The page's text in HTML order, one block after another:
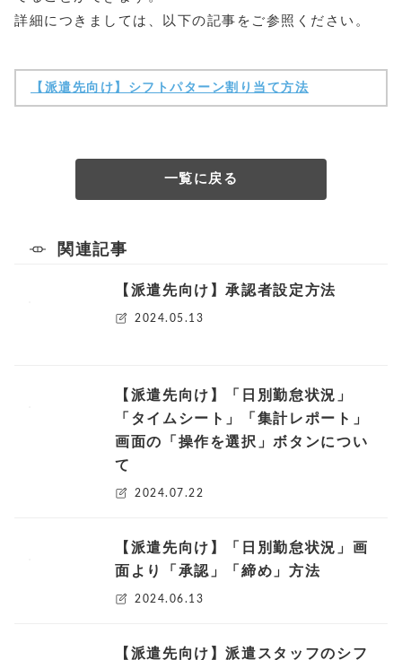
詳細につきましては、以下の記事をご参照ください。
【派遣先向け】シフトパターン割り当て方法
一覧に戻る
関連記事
【派遣先向け】承認者設定方法
2024.05.13
【派遣先向け】「日別勤怠状況」
「タイムシート」「集計レポート」
画面の「操作を選択」ボタンについ
て
2024.07.22
【派遣先向け】「日別勤怠状況」画
面より「承認」「締め」方法
2024.06.13
【派遣先向け】派遣スタッフのシフ